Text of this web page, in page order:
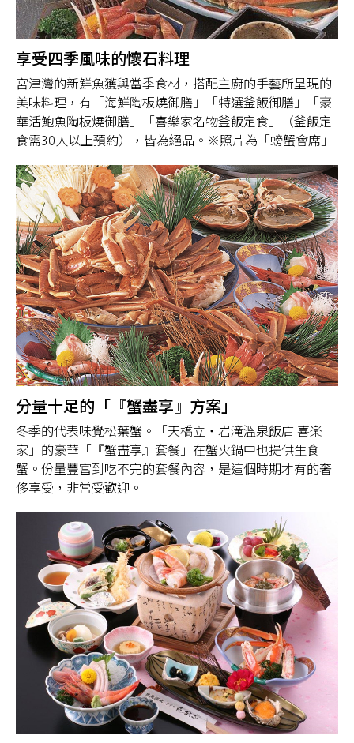
享受四季風味的懷石料理
宮津灣的新鮮魚獲與當季食材，搭配主廚的手藝所呈現的
美味料理，有「海鮮陶板燒御膳」「特選釜飯御膳」「豪
華活鮑魚陶板燒御膳」「喜樂家名物釜飯定食」（釜飯定
食需30人以上預約），皆為絕品。※照片為「螃蟹會席」
分量十足的「『蟹盡享』方案」
冬季的代表味覺松葉蟹。「天橋立・岩滝溫泉飯店 喜楽
家」的豪華「『蟹盡享』套餐」在蟹火鍋中也提供生食
蟹。份量豐富到吃不完的套餐內容，是這個時期才有的奢
侈享受，非常受歡迎。